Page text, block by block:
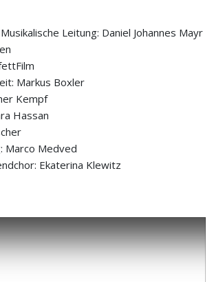
Musikalische Leitung: Daniel Johannes Mayr
Markus Boxler
Kempf
Hassan
Marco Medved
Ekaterina Klewitz